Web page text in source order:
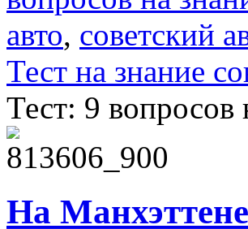
авто, советский
Тест на знание
Тест: 9
На